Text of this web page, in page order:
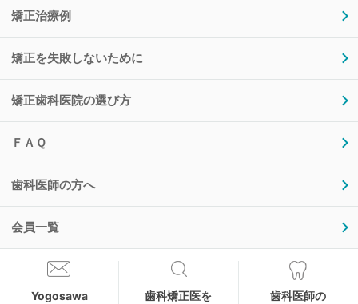
Yogosawa Foundation事務局
矯正治療例
矯正を失敗しないために
矯正歯科医院の選び方
ＦＡＱ
歯科医師の方へ
会員一覧
Yogosawa
歯科矯正医を
歯科医師の